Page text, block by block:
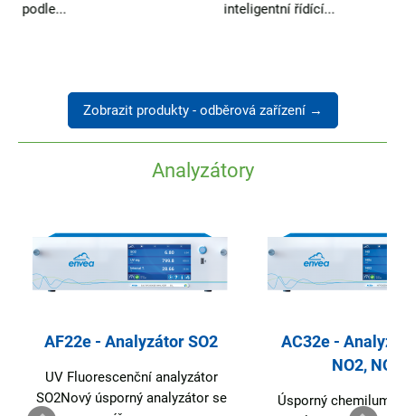
Zobrazit produkty - odběrová zařízení →
Analyzátory
AF22e - Analyzátor SO2
UV Fluorescenční analyzátor
SO2Nový úsporný analyzátor se
AC32e -
NO2, NOx
Úsporný